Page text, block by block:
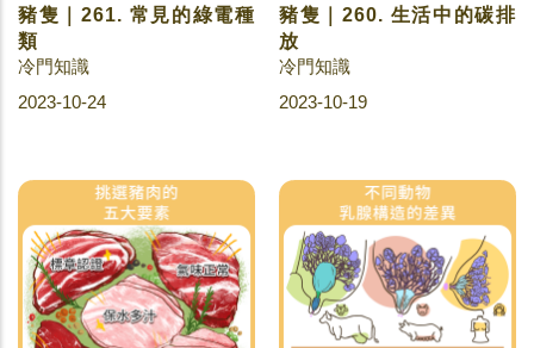
豬隻｜261. 常見的綠電種
類
冷門知識
2023-10-24
豬隻｜260. 生活中的碳排
放
冷門知識
2023-10-19